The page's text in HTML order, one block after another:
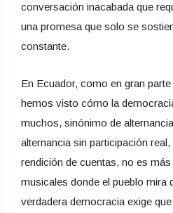
conversación inacabada que
una promesa que solo se
constante.
En Ecuador, como en gran
hemos visto cómo la
muchos, sinónimo de
alternancia sin participación
rendición de cuentas, no es
musicales donde el pueblo mira
verdadera democracia exige